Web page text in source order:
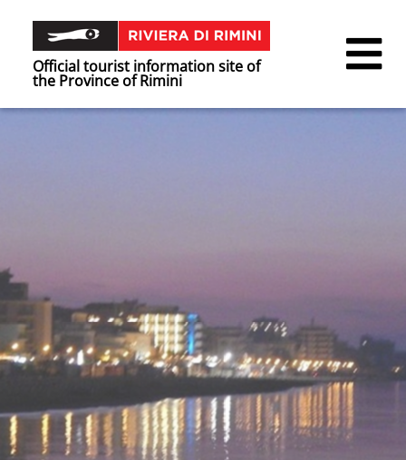
Official tourist information site of
the Province of Rimini